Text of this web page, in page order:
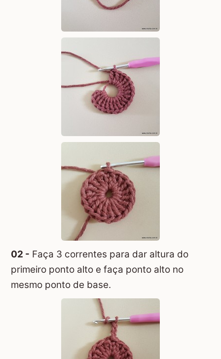
02 - Faça 3 correntes para dar altura do
primeiro ponto alto e faça ponto alto no
mesmo ponto de base.